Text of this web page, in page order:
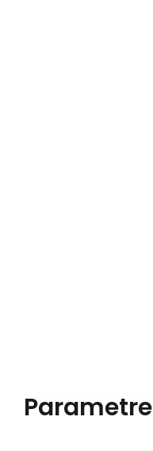
Parametre